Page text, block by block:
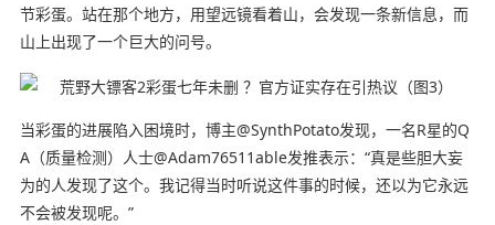
节彩蛋。站在那个地方，用望远镜看着山，会发现一条新信息，而
山上出现了一个巨大的问号。
当彩蛋的进展陷入困境时，博主@SynthPotato发现，一名R星的Q
A（质量检测）人士@Adam76511able发推表示：“真是些胆大妄
为的人发现了这个。我记得当时听说这件事的时候，还以为它永远
不会被发现呢。”